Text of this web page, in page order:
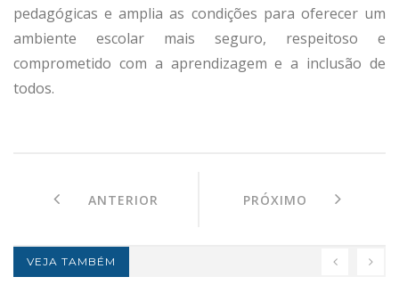
pedagógicas e amplia as condições para oferecer um
ambiente escolar mais seguro, respeitoso e
comprometido com a aprendizagem e a inclusão de
todos.
ANTERIOR PRÓXIMO
VEJA TAMBÉM